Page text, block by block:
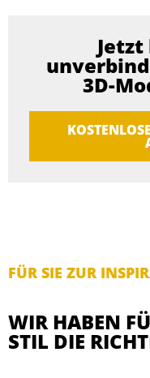
3D-
FÜR SIE ZUR
WIR HABEN
STIL DIE